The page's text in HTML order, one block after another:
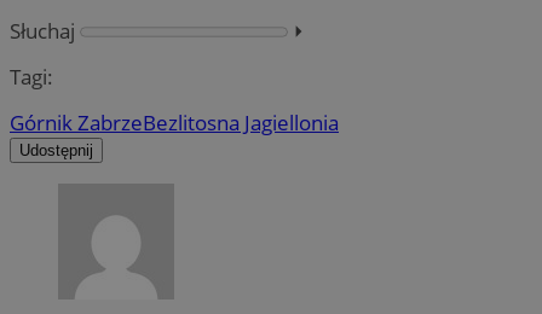
Słuchaj
⏵︎
Tagi:
Górnik ZabrzeBezlitosna Jagiellonia
Udostępnij